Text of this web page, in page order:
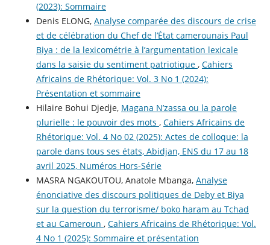
(2023): Sommaire
Denis ELONG, Analyse comparée des discours de crise
et de célébration du Chef de l’État camerounais Paul
Biya : de la lexicométrie à l’argumentation lexicale
dans la saisie du sentiment patriotique , Cahiers
Africains de Rhétorique: Vol. 3 No 1 (2024):
Présentation et sommaire
Hilaire Bohui Djedje, Magana N’zassa ou la parole
plurielle : le pouvoir des mots , Cahiers Africains de
Rhétorique: Vol. 4 No 02 (2025): Actes de colloque: la
parole dans tous ses états, Abidjan, ENS du 17 au 18
avril 2025, Numéros Hors-Série
MASRA NGAKOUTOU, Anatole Mbanga, Analyse
énonciative des discours politiques de Deby et Biya
sur la question du terrorisme/ boko haram au Tchad
et au Cameroun , Cahiers Africains de Rhétorique: Vol.
4 No 1 (2025): Sommaire et présentation